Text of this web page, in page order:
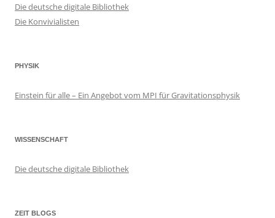
Die deutsche digitale Bibliothek
Die Konvivialisten
PHYSIK
Einstein für alle – Ein Angebot vom MPI für Gravitationsphysik
WISSENSCHAFT
Die deutsche digitale Bibliothek
ZEIT BLOGS